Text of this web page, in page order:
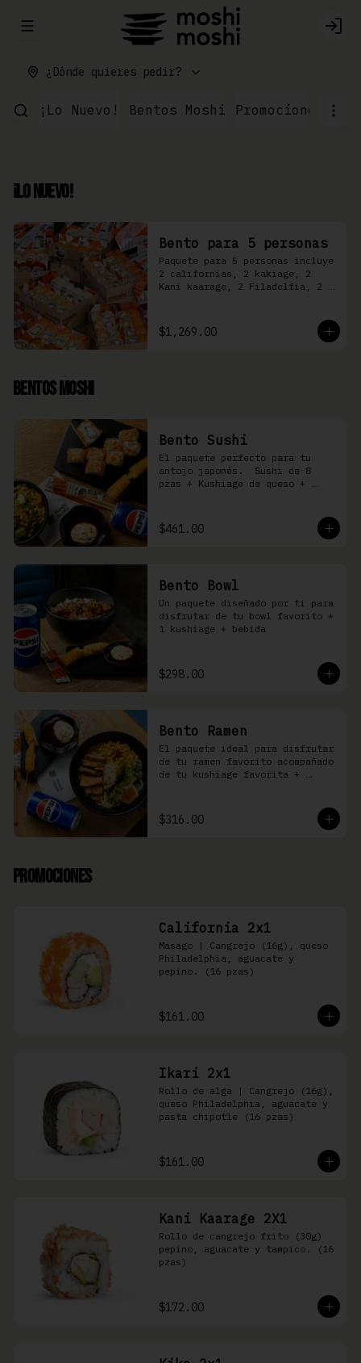
Abrir menu de navegación
¿Dónde quieres pedir?
¡Lo Nuevo! Bentos Moshi Promociones
¡Lo Nuevo!
Bento para 5 personas
Paquete para 5 personas incluye
2 californias, 2 kakiage, 2
Kani kaarage, 2 Filadelfia, 2
$1,269.00
Bentos Moshi
Bento Sushi
El paquete perfecto para tu
antojo japonés.  Sushi de 8
pzas + Kushiage de queso +
$461.00
Bento Bowl
Un paquete diseñado por ti para
disfrutar de tu bowl favorito +
1 kushiage + bebida
$298.00
Bento Ramen
El paquete ideal para disfrutar
de tu ramen favorito acompañado
de tu kushiage favorita +
$316.00
Promociones
California 2x1
Masago | Cangrejo (16g), queso
Philadelphia, aguacate y
pepino. (16 pzas)
$161.00
Ikari 2x1
Rollo de alga | Cangrejo (16g),
queso Philadelphia, aguacate y
pasta chipotle (16 pzas)
$161.00
Kani Kaarage 2X1
Rollo de cangrejo frito (30g)
pepino, aguacate y tampico. (16
pzas)
$172.00